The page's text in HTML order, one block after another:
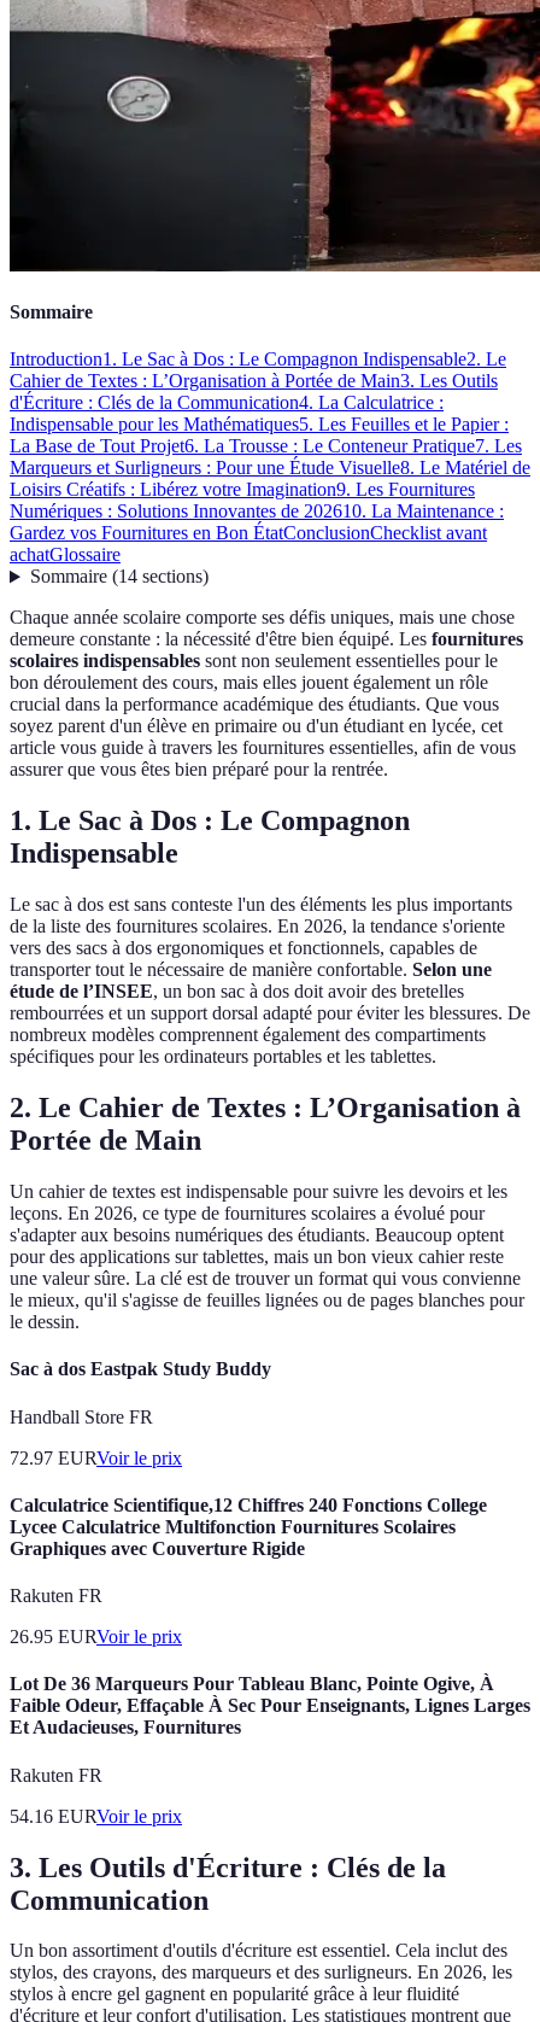
Sommaire
Introduction1. Le Sac à Dos : Le Compagnon Indispensable2. Le
Cahier de Textes : L’Organisation à Portée de Main3. Les Outils
d'Écriture : Clés de la Communication4. La Calculatrice :
Indispensable pour les Mathématiques5. Les Feuilles et le Papier :
La Base de Tout Projet6. La Trousse : Le Conteneur Pratique7. Les
Marqueurs et Surligneurs : Pour une Étude Visuelle8. Le Matériel de
Loisirs Créatifs : Libérez votre Imagination9. Les Fournitures
Numériques : Solutions Innovantes de 202610. La Maintenance :
Gardez vos Fournitures en Bon ÉtatConclusionChecklist avant
achatGlossaire
Sommaire(14 sections)
Chaque année scolaire comporte ses défis uniques, mais une chose
demeure constante : la nécessité d'être bien équipé. Les fournitures
scolaires indispensables sont non seulement essentielles pour le
bon déroulement des cours, mais elles jouent également un rôle
crucial dans la performance académique des étudiants. Que vous
soyez parent d'un élève en primaire ou d'un étudiant en lycée, cet
article vous guide à travers les fournitures essentielles, afin de vous
assurer que vous êtes bien préparé pour la rentrée.
1. Le Sac à Dos : Le Compagnon
Indispensable
Le sac à dos est sans conteste l'un des éléments les plus importants
de la liste des fournitures scolaires. En 2026, la tendance s'oriente
vers des sacs à dos ergonomiques et fonctionnels, capables de
transporter tout le nécessaire de manière confortable. Selon une
étude de l’INSEE, un bon sac à dos doit avoir des bretelles
rembourrées et un support dorsal adapté pour éviter les blessures. De
nombreux modèles comprennent également des compartiments
spécifiques pour les ordinateurs portables et les tablettes.
2. Le Cahier de Textes : L’Organisation à
Portée de Main
Un cahier de textes est indispensable pour suivre les devoirs et les
leçons. En 2026, ce type de fournitures scolaires a évolué pour
s'adapter aux besoins numériques des étudiants. Beaucoup optent
pour des applications sur tablettes, mais un bon vieux cahier reste
une valeur sûre. La clé est de trouver un format qui vous convienne
le mieux, qu'il s'agisse de feuilles lignées ou de pages blanches pour
le dessin.
Sac à dos Eastpak Study Buddy
Handball Store FR
72.97 EURVoir le prix
Calculatrice Scientifique,12 Chiffres 240 Fonctions College
Lycee Calculatrice Multifonction Fournitures Scolaires
Graphiques avec Couverture Rigide
Rakuten FR
26.95 EURVoir le prix
Lot De 36 Marqueurs Pour Tableau Blanc, Pointe Ogive, À
Faible Odeur, Effaçable À Sec Pour Enseignants, Lignes Larges
Et Audacieuses, Fournitures
Rakuten FR
54.16 EURVoir le prix
3. Les Outils d'Écriture : Clés de la
Communication
Un bon assortiment d'outils d'écriture est essentiel. Cela inclut des
stylos, des crayons, des marqueurs et des surligneurs. En 2026, les
stylos à encre gel gagnent en popularité grâce à leur fluidité
d'écriture et leur confort d'utilisation. Les statistiques montrent que